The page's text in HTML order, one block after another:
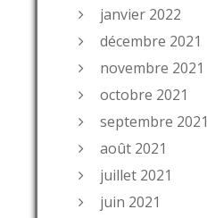
janvier 2022
décembre 2021
novembre 2021
octobre 2021
septembre 2021
août 2021
juillet 2021
juin 2021